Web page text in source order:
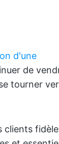
d'une
de
tourner
clients